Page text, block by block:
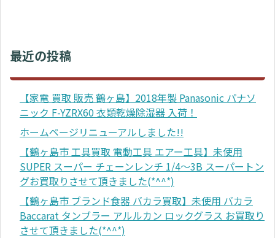
最近の投稿
【家電 買取 販売 鶴ヶ島】2018年製 Panasonic パナソ
ニック F-YZRX60 衣類乾燥除湿器 入荷！
ホームページリニューアルしました!!
【鶴ヶ島市 工具買取 電動工具 エアー工具】未使用
SUPER スーパー チェーンレンチ 1/4～3B スーパートン
グお買取りさせて頂きました(*^^*)
【鶴ヶ島市 ブランド食器 バカラ買取】未使用 バカラ
Baccarat タンブラー アルルカン ロックグラス お買取り
させて頂きました(*^^*)